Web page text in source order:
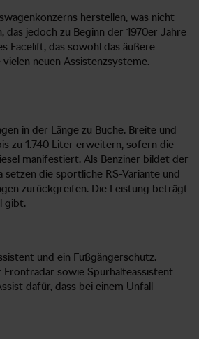
herstellen, was nicht
jedoch zu Beginn der 1970er Jahre
Facelift, das sowohl das äußere
neuen Assistenzsysteme.
in der Länge zu Buche. Breite und
zu 1.740 Liter erweitern, sofern die
manifestiert. Als Benziner bildet der
die sportliche RS-Variante und
zurückgreifen. Die Leistung beträgt
gibt.
und ein Fußgängerschutz.
sowie Spurhalteassistent
dafür, dass bei einem Unfall